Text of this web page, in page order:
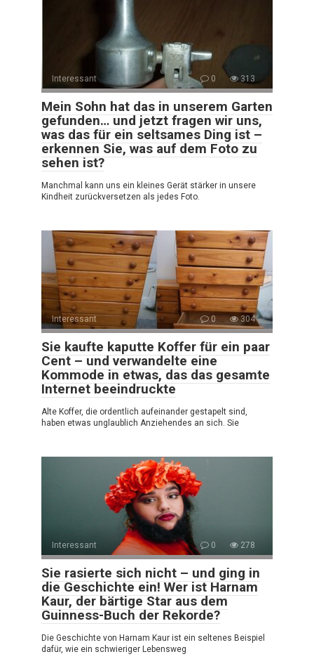
Interessant 0 313
Mein Sohn hat das in unserem Garten
gefunden… und jetzt fragen wir uns,
was das für ein seltsames Ding ist –
erkennen Sie, was auf dem Foto zu
sehen ist?
Manchmal kann uns ein kleines Gerät stärker in unsere
Kindheit zurückversetzen als jedes Foto.
Interessant 0 304
Sie kaufte kaputte Koffer für ein paar
Cent – und verwandelte eine
Kommode in etwas, das das gesamte
Internet beeindruckte
Alte Koffer, die ordentlich aufeinander gestapelt sind,
haben etwas unglaublich Anziehendes an sich. Sie
Interessant 0 278
Sie rasierte sich nicht – und ging in
die Geschichte ein! Wer ist Harnam
Kaur, der bärtige Star aus dem
Guinness-Buch der Rekorde?
Die Geschichte von Harnam Kaur ist ein seltenes Beispiel
dafür, wie ein schwieriger Lebensweg